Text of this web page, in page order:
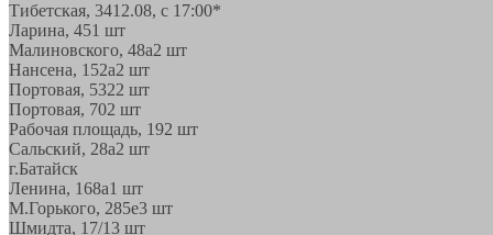
Тибетская, 3412.08, с 17:00*
Ларина, 451 шт
Малиновского, 48а2 шт
Нансена, 152а2 шт
Портовая, 5322 шт
Портовая, 702 шт
Рабочая площадь, 192 шт
Сальский, 28a2 шт
г.Батайск
Ленина, 168а1 шт
М.Горького, 285е3 шт
Шмидта, 17/13 шт